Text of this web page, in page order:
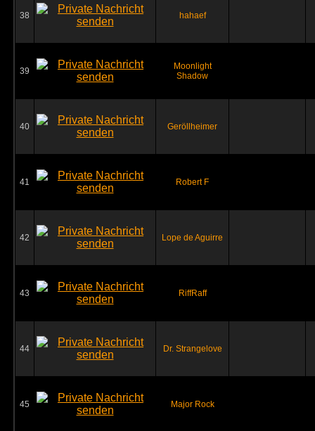
38 hahaef
39
Moonlight
Shadow
40 Geröllheimer
41 Robert F
42 Lope de Aguirre
43 RiffRaff
44 Dr. Strangelove
45 Major Rock